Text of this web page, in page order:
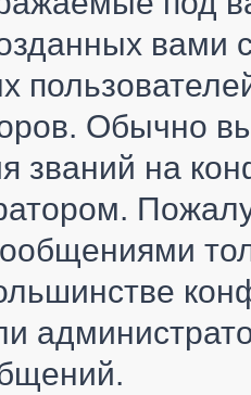
Обычно
званий на